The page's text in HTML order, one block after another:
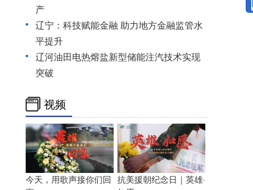
产
辽宁：科技赋能金融 助力地方金融监管水
平提升
辽河油田电热熔盐新型储能注汽技术实现
突破
视频
今天，用歌声接你们回 抗美援朝纪念日｜英雄·